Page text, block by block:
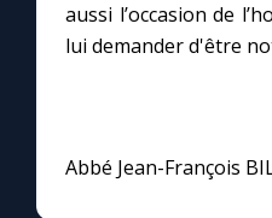
aussi l’occasion de
lui demander d'être
Abbé Jean-François